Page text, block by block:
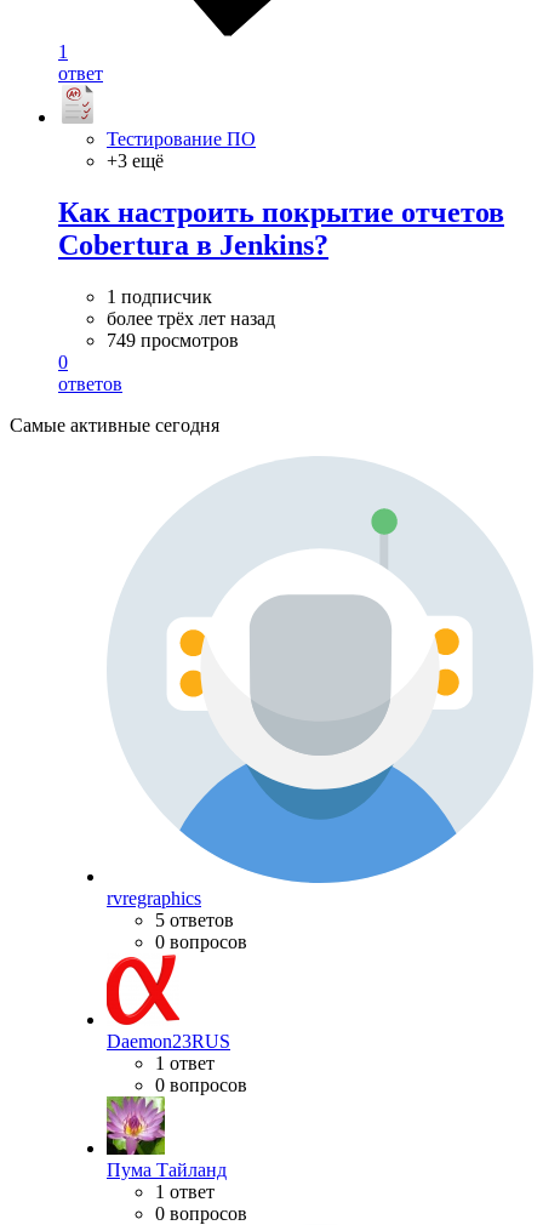
1
ответ
Тестирование ПО
+3 ещё
Как настроить покрытие отчетов
Cobertura в Jenkins?
1 подписчик
более трёх лет назад
749 просмотров
0
ответов
Самые активные сегодня
rvregraphics
5 ответов
0 вопросов
Daemon23RUS
1 ответ
0 вопросов
Пума Тайланд
1 ответ
0 вопросов